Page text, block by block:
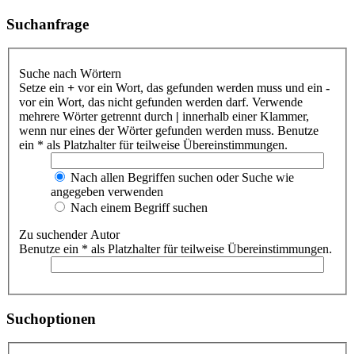
Suchanfrage
Suche nach Wörtern
Setze ein + vor ein Wort, das gefunden werden muss und ein -
vor ein Wort, das nicht gefunden werden darf. Verwende
mehrere Wörter getrennt durch | innerhalb einer Klammer,
wenn nur eines der Wörter gefunden werden muss. Benutze
ein * als Platzhalter für teilweise Übereinstimmungen.
Nach allen Begriffen suchen oder Suche wie
angegeben verwenden
Nach einem Begriff suchen
Zu suchender Autor
Benutze ein * als Platzhalter für teilweise Übereinstimmungen.
Suchoptionen